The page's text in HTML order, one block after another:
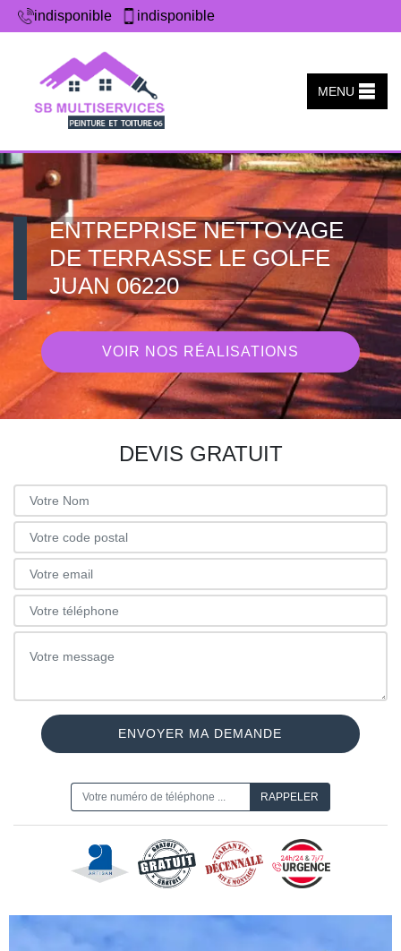
indisponible indisponible
MENU
ENTREPRISE NETTOYAGE
DE TERRASSE LE GOLFE
JUAN 06220
VOIR NOS RÉALISATIONS
DEVIS GRATUIT